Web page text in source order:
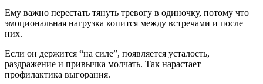
Ему важно перестать тянуть тревогу в одиночку, потому что
эмоциональная нагрузка копится между встречами и после
них.
Если он держится “на силе”, появляется усталость,
раздражение и привычка молчать. Так нарастает
профилактика выгорания.